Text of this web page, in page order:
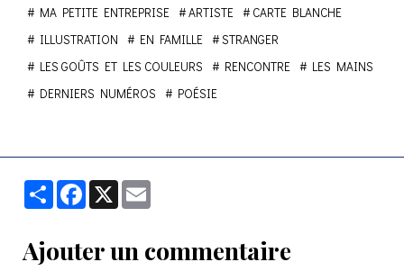
MA PETITE ENTREPRISE
ARTISTE
CARTE BLANCHE
ILLUSTRATION
EN FAMILLE
STRANGER
LES GOÛTS ET LES COULEURS
RENCONTRE
LES MAINS
DERNIERS NUMÉROS
POÉSIE
PartagerFacebook
X
Ajouter un commentaire